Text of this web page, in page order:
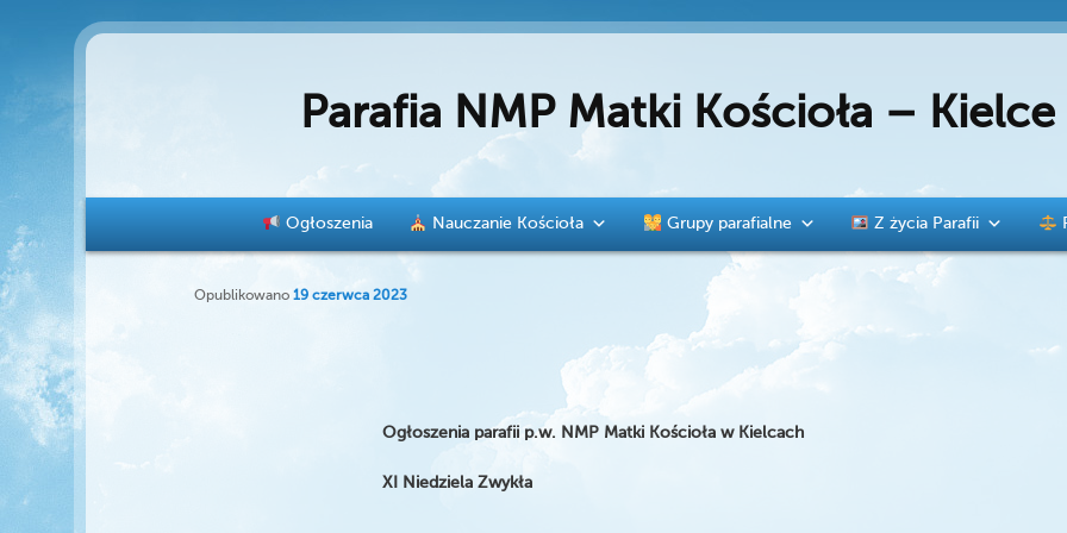
Parafia NMP Matki Kościoła –
Przeskocz do tekstu
Przeskocz do widgetów
Ogłoszenia Nauczanie Kościoła Grupy parafialne Z życia Parafii
Opublikowano19 czerwca 2023
Ogłoszenia parafii p.w. NMP Matki Kościoła w Kielcach
XI Niedziela Zwykła